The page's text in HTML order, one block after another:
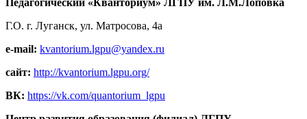
Г.О. г. Луганск, ул. Матросова, 4а
e-mail: kvantorium.lgpu@yandex.ru
сайт: http://kvantorium.lgpu.org/
ВК: https://vk.com/quantorium_lgpu